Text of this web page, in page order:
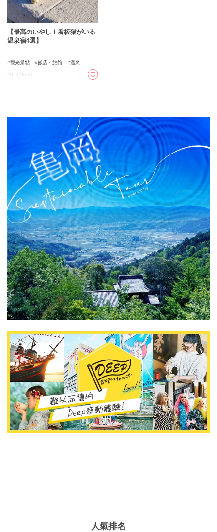
【最高のいやし！看板猫がいる
温泉宿4選】
觀光景點 飯店・旅館 溫泉
2023-05-31
人氣排名